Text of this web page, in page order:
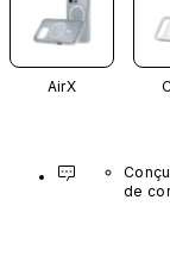
AirX
de